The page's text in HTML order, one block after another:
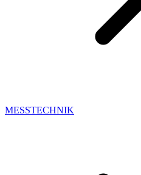
MESSTECHNIK